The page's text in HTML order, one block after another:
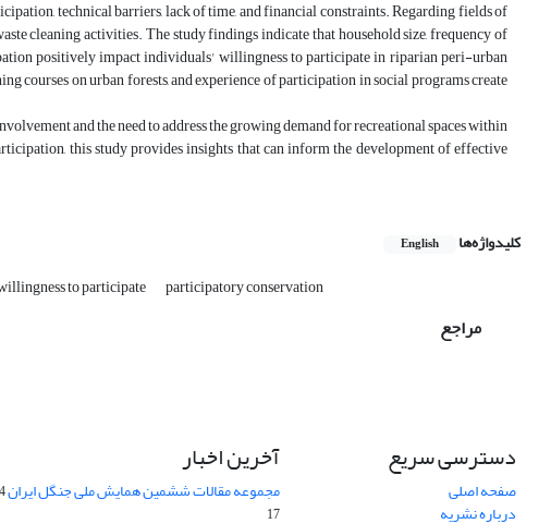
technical barriers, lack of time, and financial constraints. Regarding fields of
cleaning activities. The study findings indicate that household size, frequency of
positively impact individuals' willingness to participate in riparian peri-urban
courses on urban forests, and experience of participation in social programs create
and the need to address the growing demand for recreational spaces within
this study provides insights that can inform the development of effective
کلیدواژه‌ها English
to participate participatory conservation
مراجع
دسترسی سریع
صفحه اصلی
درباره نشریه
آخرین اخبار
مجموعه مقالات ششمین همایش ملی جنگل ایران
17